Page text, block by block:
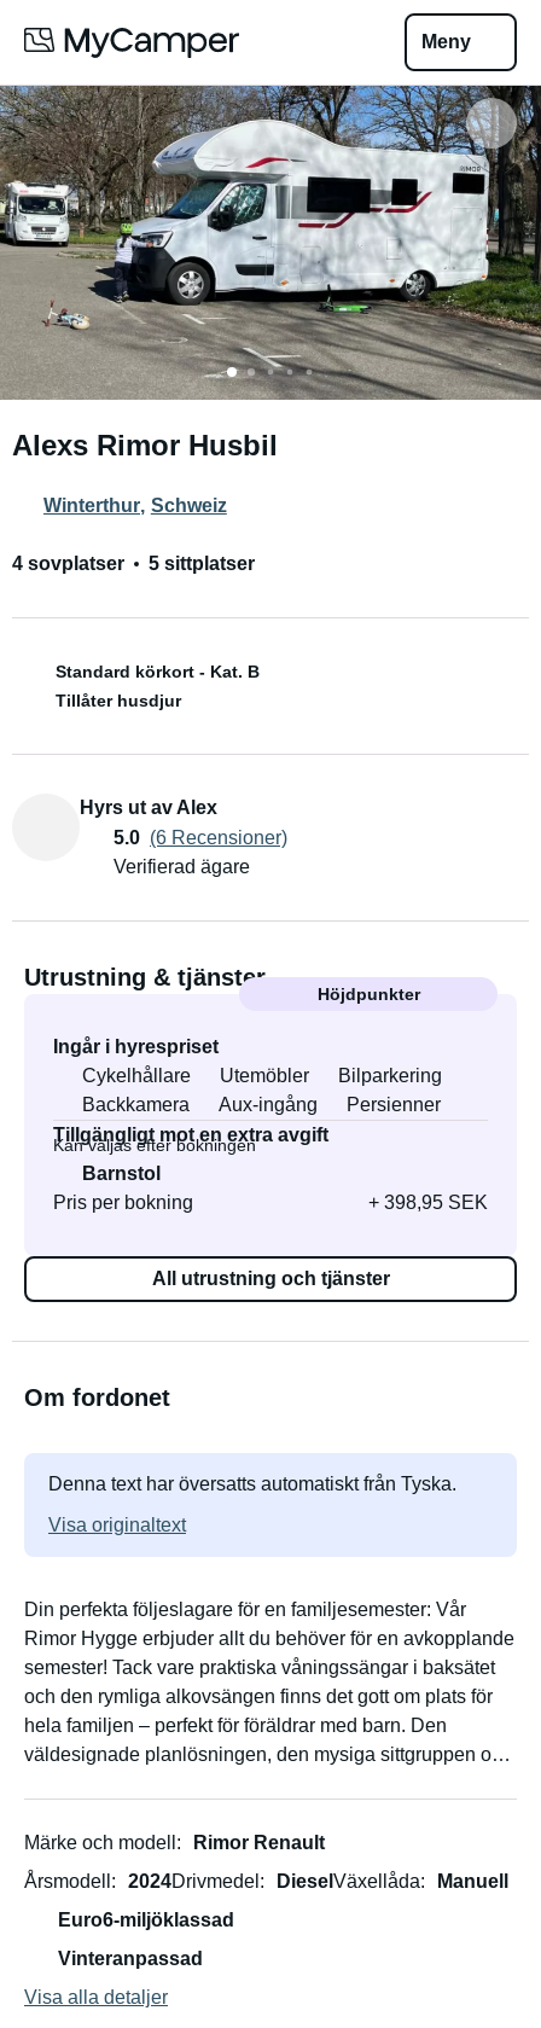
Meny
Alexs Rimor Husbil
Winterthur, Schweiz
4 sovplatser 5 sittplatser
Standard körkort - Kat. B
Tillåter husdjur
Hyrs ut av Alex
5.0 (6 Recensioner)
Verifierad ägare
Utrustning & tjänster
Höjdpunkter
Ingår i hyrespriset
Cykelhållare
Utemöbler
Bilparkering
Backkamera
Aux-ingång
Persienner
Tillgängligt mot en extra avgift
Kan väljas efter bokningen
Barnstol
Pris per bokning
+ 398,95 SEK
All utrustning och tjänster
Om fordonet
Denna text har översatts automatiskt från Tyska.
Visa originaltext
Din perfekta följeslagare för en familjesemester: Vår
Rimor Hygge erbjuder allt du behöver för en avkopplande
semester! Tack vare praktiska våningssängar i baksätet
och den rymliga alkovsängen finns det gott om plats för
hela familjen – perfekt för föräldrar med barn. Den
väldesignade planlösningen, den mysiga sittgruppen och
Märke och modell
Rimor Renault
Årsmodell
2024Drivmedel Diesel Växellåda
Manuell
Euro6-miljöklassad
Vinteranpassad
Visa alla detaljer